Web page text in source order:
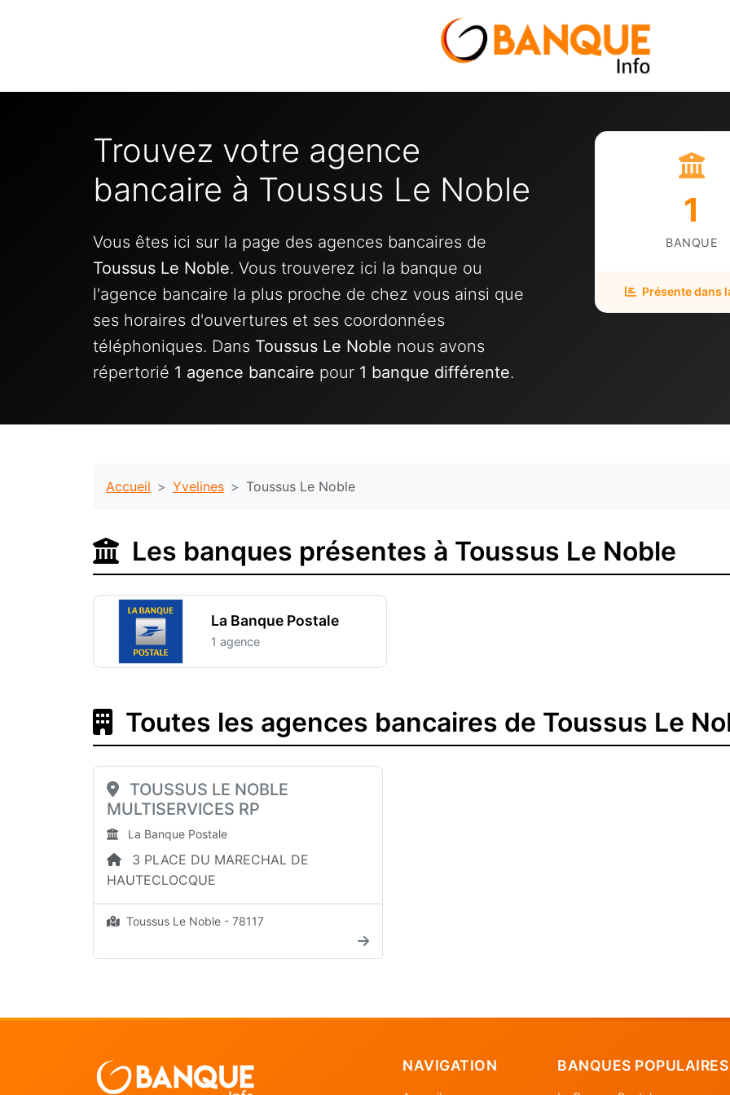
Trouvez votre agence
bancaire à Toussus Le Noble
Vous êtes ici sur la page des agences bancaires de
Toussus Le Noble. Vous trouverez ici la banque ou
l'agence bancaire la plus proche de chez vous ainsi que
ses horaires d'ouvertures et ses coordonnées
téléphoniques. Dans Toussus Le Noble nous avons
répertorié 1 agence bancaire pour 1 banque différente.
1
BANQUE
Présente dans
Accueil Yvelines Toussus Le Noble
Les banques présentes à Toussus Le Noble
La Banque Postale
1 agence
Toutes les agences bancaires de Toussus Le
TOUSSUS LE NOBLE
MULTISERVICES RP
La Banque Postale
3 PLACE DU MARECHAL DE
HAUTECLOCQUE
Toussus Le Noble - 78117
NAVIGATION BANQUES POPULAIRES